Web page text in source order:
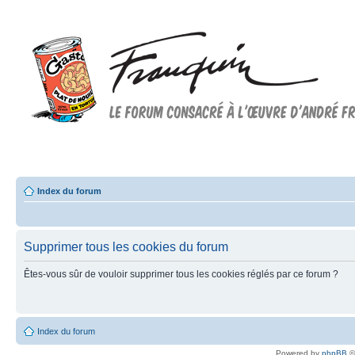
Index du forum
Supprimer tous les cookies du forum
Êtes-vous sûr de vouloir supprimer tous les cookies réglés par ce forum ?
Index du forum
Powered by phpBB